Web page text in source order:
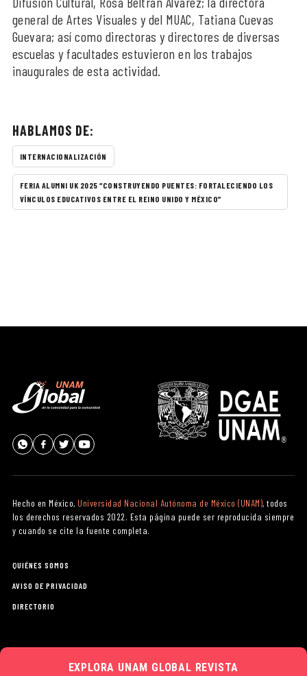
EXPLORA UNAM GLOBAL REVISTA
general de Artes Visuales y del MUAC, Tatiana Cuevas
Guevara; así como directoras y directores de diversas
escuelas y facultades estuvieron en los trabajos
inaugurales de esta actividad.
HABLAMOS DE:
INTERNACIONALIZACIÓN
FERIA ALUMNI UK 2025 “CONSTRUYENDO PUENTES: FORTALECIENDO LOS
VÍNCULOS EDUCATIVOS ENTRE EL REINO UNIDO Y MÉXICO”
Hecho en México, Universidad Nacional Autónoma de México (UNAM), todos
los derechos reservados 2022. Esta página puede ser reproducida siempre
y cuando se cite la fuente completa.
QUIÉNES SOMOS
AVISO DE PRIVACIDAD
DIRECTORIO